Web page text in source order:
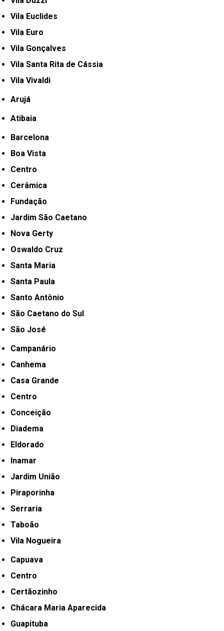
Vila Euclides
Vila Euro
Vila Gonçalves
Vila Santa Rita de Cássia
Vila Vivaldi
Arujá
Atibaia
Barcelona
Boa Vista
Centro
Cerâmica
Fundação
Jardim São Caetano
Nova Gerty
Oswaldo Cruz
Santa Maria
Santa Paula
Santo Antônio
São Caetano do Sul
São José
Campanário
Canhema
Casa Grande
Centro
Conceição
Diadema
Eldorado
Inamar
Jardim União
Piraporinha
Serraria
Taboão
Vila Nogueira
Capuava
Centro
Certãozinho
Chácara Maria Aparecida
Guapituba